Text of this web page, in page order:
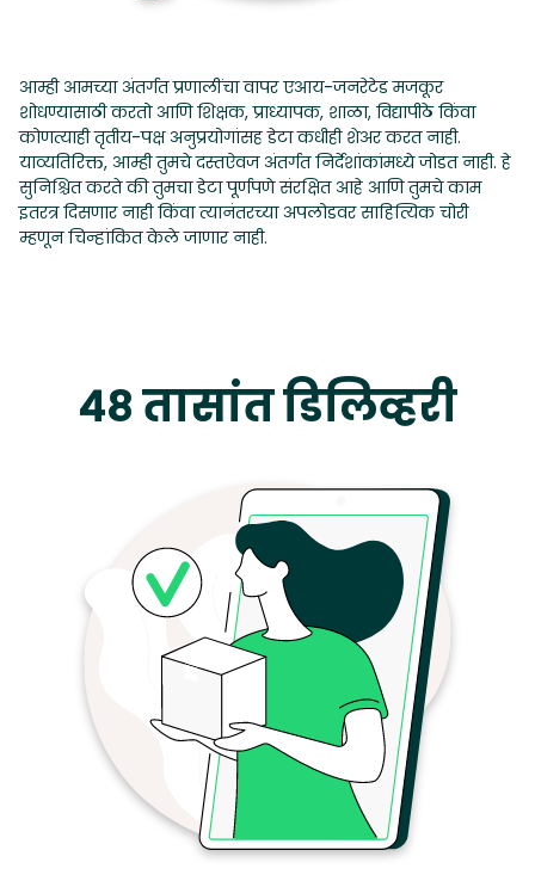
आम्ही आमच्या अंतर्गत प्रणालींचा वापर एआय-जनरेटेड मजकूर
शोधण्यासाठी करतो आणि शिक्षक, प्राध्यापक, शाळा, विद्यापीठे किंवा
कोणत्याही तृतीय-पक्ष अनुप्रयोगांसह डेटा कधीही शेअर करत नाही.
याव्यतिरिक्त, आम्ही तुमचे दस्तऐवज अंतर्गत निर्देशांकांमध्ये जोडत नाही. हे
सुनिश्चित करते की तुमचा डेटा पूर्णपणे संरक्षित आहे आणि तुमचे काम
इतरत्र दिसणार नाही किंवा त्यानंतरच्या अपलोडवर साहित्यिक चोरी
म्हणून चिन्हांकित केले जाणार नाही.
४८ तासांत डिलिव्हरी